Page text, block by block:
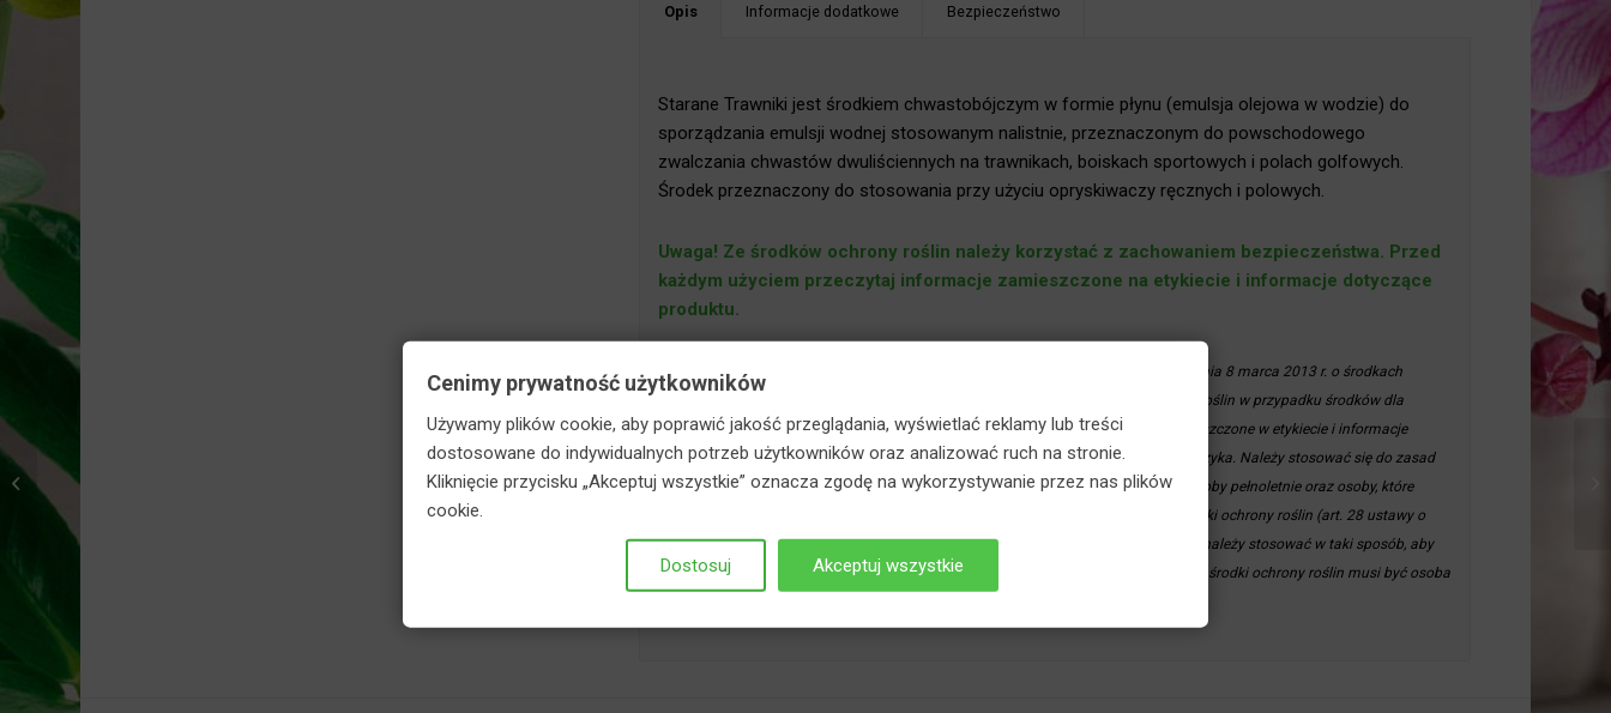
Opis Informacje dodatkowe Bezpieczeństwo
Starane Trawniki jest środkiem chwastobójczym w formie płynu (emulsja olejowa w wodzie) do
sporządzania emulsji wodnej stosowanym nalistnie, przeznaczonym do powschodowego
zwalczania chwastów dwuliściennych na trawnikach, boiskach sportowych i polach golfowych.
Środek przeznaczony do stosowania przy użyciu opryskiwaczy ręcznych i polowych.
Uwaga! Ze środków ochrony roślin należy korzystać z zachowaniem bezpieczeństwa.
Przed każdym użyciem przeczytaj informacje zamieszczone na etykiecie i informacje
dotyczące produktu.
Kupujący oświadcza, iż spełnia warunki wymienione w art. 25 ust.3 pkt 5 ustawy z dnia 8 marca 2013 r. o środkach
ochrony roślin oraz posiada przeszkolenie w zakresie stosowania środków ochrony roślin w przypadku środków dla
użytkowników profesjonalnych. Przed każdym użyciem przeczytaj informacje zamieszczone w etykiecie i informacje
dotyczące produktu. Należy zwrócić uwagę na szczegółowe wskazania dotyczące ryzyka. Należy stosować się do zasad
bezpieczeństwa zawartych w etykiecie. Środki ochrony roślin mogą nabyć jedynie osoby pełnoletnie oraz osoby, które
ukończyły szkolenie i posiadają kwalifikacje wymagane dla osób nabywających środki ochrony roślin (art. 28 ustawy o
środkach ochrony roślin z dnia 8 marca 2013 r. ze zmianami). Środki ochrony roślin należy stosować w taki sposób, aby
nie stwarzać zagrożenia dla zdrowia ludzi, zwierząt oraz dla środowiska. Kupującym środki ochrony roślin musi być
Agrecol Hydrotera
Hydrożel do roślin
ogrodniczych,
balkonowych i
domowych...
Skorzystaj z RABATÓW w koszyku!
×
Cenimy prywatność użytkowników
Używamy plików cookie, aby poprawić jakość przeglądania, wyświetlać reklamy lub treści
dostosowane do indywidualnych potrzeb użytkowników oraz analizować ruch na stronie.
Kliknięcie przycisku „Akceptuj wszystkie” oznacza zgodę na wykorzystywanie przez nas plików
cookie.
Dostosuj Akceptuj wszystkie